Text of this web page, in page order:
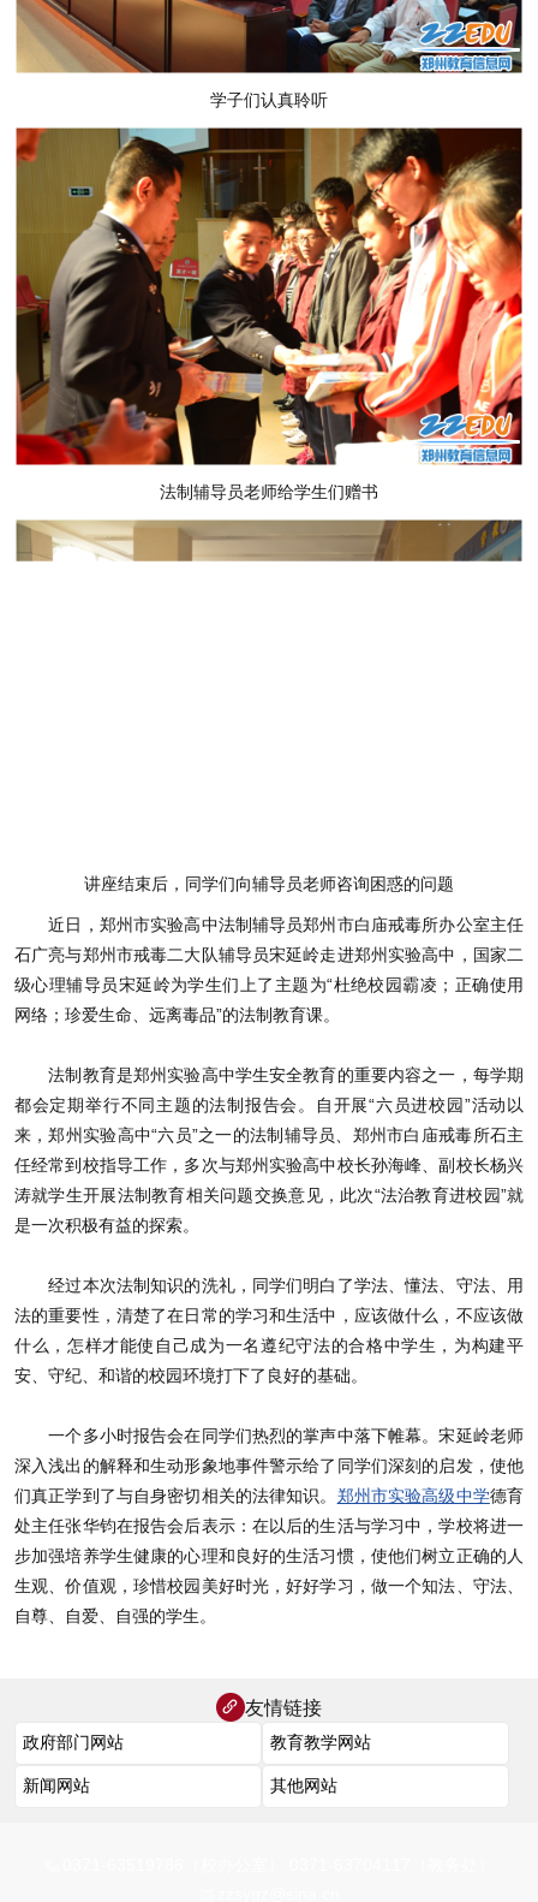
学子们认真聆听
法制辅导员老师给学生们赠书
讲座结束后，同学们向辅导员老师咨询困惑的问题
近日，郑州市实验高中法制辅导员郑州市白庙戒毒所办公室主任
石广亮与郑州市戒毒二大队辅导员宋延岭走进郑州实验高中，国家二
级心理辅导员宋延岭为学生们上了主题为“杜绝校园霸凌；正确使用
网络；珍爱生命、远离毒品”的法制教育课。
法制教育是郑州实验高中学生安全教育的重要内容之一，每学期
都会定期举行不同主题的法制报告会。自开展“六员进校园”活动以
来，郑州实验高中“六员”之一的法制辅导员、郑州市白庙戒毒所石主
任经常到校指导工作，多次与郑州实验高中校长孙海峰、副校长杨兴
涛就学生开展法制教育相关问题交换意见，此次“法治教育进校园”就
是一次积极有益的探索。
经过本次法制知识的洗礼，同学们明白了学法、懂法、守法、用
法的重要性，清楚了在日常的学习和生活中，应该做什么，不应该做
什么，怎样才能使自己成为一名遵纪守法的合格中学生，为构建平
安、守纪、和谐的校园环境打下了良好的基础。
一个多小时报告会在同学们热烈的掌声中落下帷幕。宋延岭老师
深入浅出的解释和生动形象地事件警示给了同学们深刻的启发，使他
们真正学到了与自身密切相关的法律知识。 郑州市实验高级中学德育
处主任张华钧在报告会后表示：在以后的生活与学习中，学校将进一
步加强培养学生健康的心理和良好的生活习惯，使他们树立正确的人
生观、价值观，珍惜校园美好时光，好好学习，做一个知法、守法、
自尊、自爱、自强的学生。
友情链接